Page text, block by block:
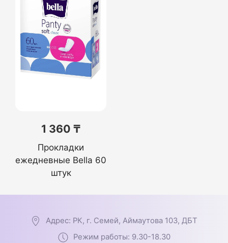
1 360 ₸
Прокладки
ежедневные Bella 60
штук
Адрес: РК, г. Семей, Аймаутова 103, ДБТ
Режим работы: 9.30-18.30